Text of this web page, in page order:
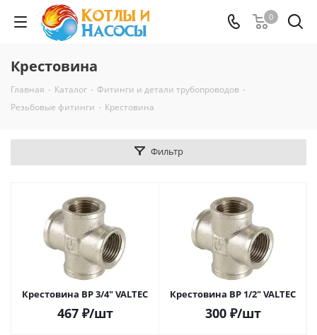
0
Крестовина
Главная - Каталог - Фитинги и детали трубопроводов -
Резьбовые фитинги - Крестовина
Фильтр
Крестовина ВР 3/4" VALTEC
467₽/шт
Крестовина ВР 1/2" VALTEC
300₽/шт